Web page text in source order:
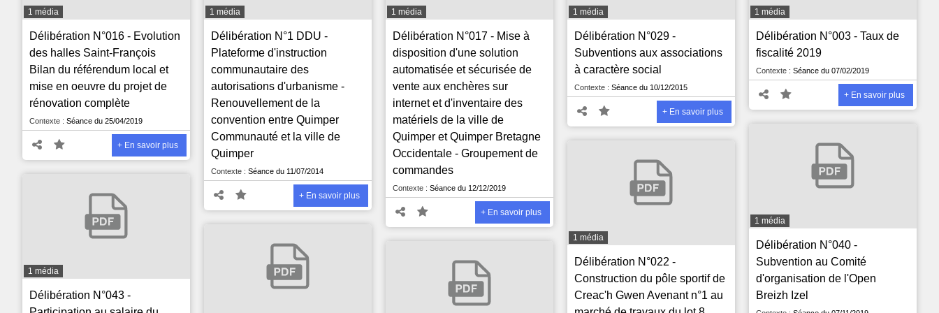
1 média
Délibération N°016 - Evolution
des halles Saint-François
Bilan du référendum local et
mise en oeuvre du projet de
rénovation complète
Contexte : Séance du 25/04/2019
+ En savoir plus
1 média
Délibération N°1 DDU -
Plateforme d'instruction
communautaire des
autorisations d'urbanisme -
Renouvellement de la
convention entre Quimper
Communauté et la ville de
Quimper
Contexte : Séance du 11/07/2014
+ En savoir plus
1 média
Délibération N°017 - Mise à
disposition d'une solution
automatisée et sécurisée de
vente aux enchères sur
internet et d'inventaire des
matériels de la ville de
Quimper et Quimper Bretagne
Occidentale - Groupement de
commandes
Contexte : Séance du 12/12/2019
+ En savoir plus
1 média
Délibération N°029 -
Subventions aux associations
à caractère social
Contexte : Séance du 10/12/2015
+ En savoir plus
1 média
Délibération N°003 - Taux de
fiscalité 2019
Contexte : Séance du 07/02/2019
+ En savoir plus
1 média
Délibération N°040 -
Subvention au Comité
d'organisation de l'Open
Breizh Izel
1 média
Délibération N°022 -
Construction du pôle sportif de
Creac'h Gwen Avenant n°1 au
1 média
Délibération N°043 -